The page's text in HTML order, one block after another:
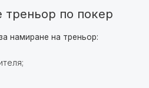
по покер
намиране на треньор: